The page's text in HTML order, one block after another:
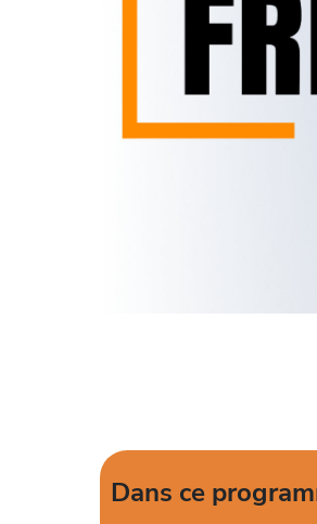
Dans ce